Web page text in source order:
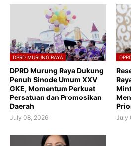
DPRD MURUNG RAYA
DPRD Murung Raya Dukung
Penuh Sinode Umum XXV
GKE, Momentum Perkuat
Persatuan dan Promosikan
Daerah
July 08, 2026 July